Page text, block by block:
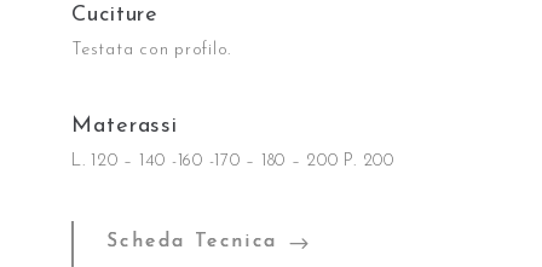
Cuciture
Testata con profilo.
Materassi
L. 120 – 140 -160 -170 – 180 – 200 P. 200
Scheda Tecnica